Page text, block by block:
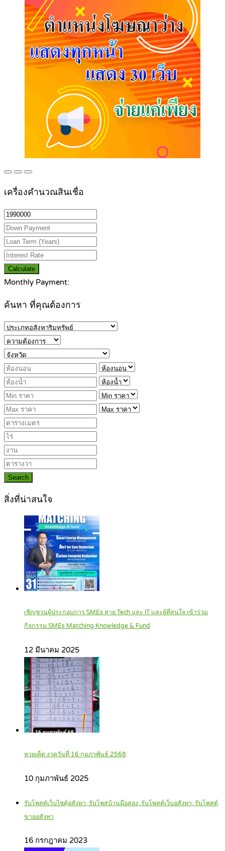
เครื่องคำนวณสินเชื่อ
Calculate
Monthly Payment:
ค้นหา ที่คุณต้องการ
Search
สิ่งที่น่าสนใจ
เชิญชวนผู้ประกอบการ SMEs สาย Tech และ IT และผู้ที่สนใจ เข้าร่วม
กิจกรรม SMEs Matching Knowledge & Fund
12 มีนาคม 2025
หวยเด็ด งวดวันที่ 16 กุมภาพันธ์ 2568
10 กุมภาพันธ์ 2025
รับโพสต์เว็บไซตฺ์อสังหา, รับโพสบ้านมือสอง, รับโพสต์เว็บอสังหา, รับโพสต์
ขายอสังหา
16 กรกฎาคม 2023